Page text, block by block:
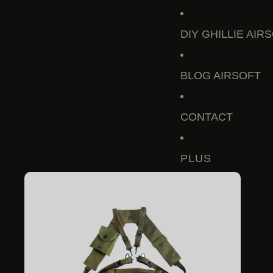
DIY GHILLIE
BLOG AIRSOFT
CONTACT
PLUS